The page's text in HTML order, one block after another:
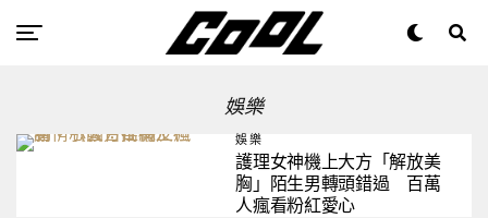
娛樂
娛樂
護理女神機上大方「解放美
胸」陌生男轉頭錯過 百萬
人瘋看粉紅愛心